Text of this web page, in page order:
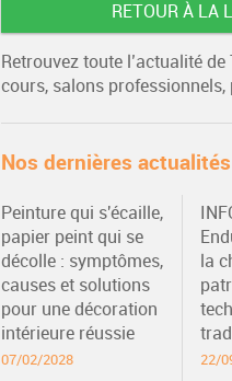
RETOUR À LA
Retrouvez toute l’actualité
cours, salons professionnels,
Nos dernières actualités
Peinture qui s'écaille,
papier peint qui se
décolle : symptômes,
causes et solutions
pour une décoration
intérieure réussie
07/02/2028
la
22/